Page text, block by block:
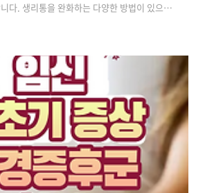
다. 생리통을 완화하는 다양한 방법이 있으며
게 효과적이라는 것은 아니므로 여러 방법을
타글란딘 생성을 억제하여 통증과 염증을 감
비스테로이드 항염증제를 타이레놀로 착각
무관한 약입니다. 시중에서 많이 사 먹는 낙센,
이드 항염증제 계열 약입니다. 더 자세한 비스
과 습니다. 이부프록센 : 일반적으로 4~6시간